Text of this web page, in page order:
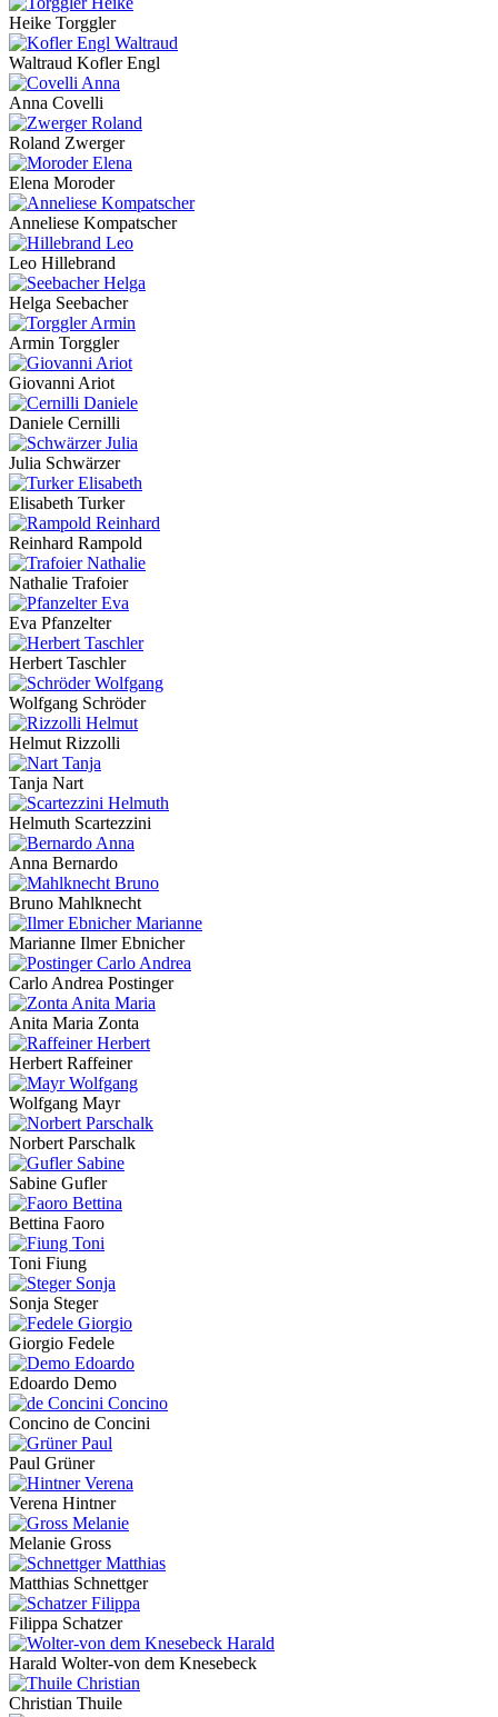
Heike Torggler
Waltraud Kofler Engl
Anna Covelli
Roland Zwerger
Elena Moroder
Anneliese Kompatscher
Leo Hillebrand
Helga Seebacher
Armin Torggler
Giovanni Ariot
Daniele Cernilli
Julia Schwärzer
Elisabeth Turker
Reinhard Rampold
Nathalie Trafoier
Eva Pfanzelter
Herbert Taschler
Wolfgang Schröder
Helmut Rizzolli
Tanja Nart
Helmuth Scartezzini
Anna Bernardo
Bruno Mahlknecht
Marianne Ilmer Ebnicher
Carlo Andrea Postinger
Anita Maria Zonta
Herbert Raffeiner
Wolfgang Mayr
Norbert Parschalk
Sabine Gufler
Bettina Faoro
Toni Fiung
Sonja Steger
Giorgio Fedele
Edoardo Demo
Concino de Concini
Paul Grüner
Verena Hintner
Melanie Gross
Matthias Schnettger
Filippa Schatzer
Harald Wolter-von dem Knesebeck
Christian Thuile